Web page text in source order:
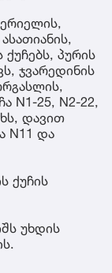
პურის
ჯვარედინის
N1-25, N2-22,
დავით
N11 და
ქუჩის
უხდის